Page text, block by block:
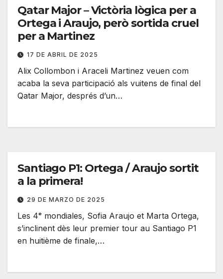
Qatar Major – Victòria lògica per a
Ortega i Araujo, però sortida cruel
per a Martinez
17 DE ABRIL DE 2025
Alix Collombon i Araceli Martinez veuen com
acaba la seva participació als vuitens de final del
Qatar Major, després d’un…
Santiago P1: Ortega / Araujo sortit
a la primera!
29 DE MARZO DE 2025
Les 4ᵉ mondiales, Sofia Araujo et Marta Ortega,
s’inclinent dès leur premier tour au Santiago P1
en huitième de finale,…